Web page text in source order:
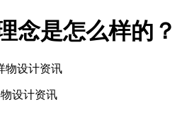
念是怎么样的？
物设计资讯
设计资讯